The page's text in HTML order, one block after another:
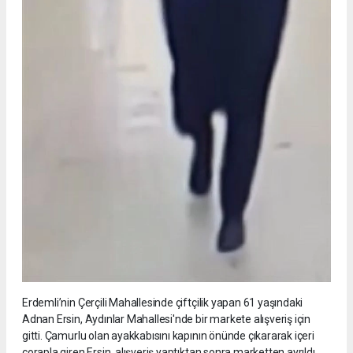
Erdemli’nin Çerçili Mahallesinde çiftçilik yapan 61 yaşındaki
Adnan Ersin, Aydınlar Mahallesi'nde bir markete alışveriş için
gitti. Çamurlu olan ayakkabısını kapının önünde çıkararak içeri